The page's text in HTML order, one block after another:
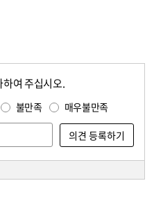
여 주십시오.
불만족 매우불만족